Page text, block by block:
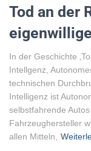
Tod an der
In der Geschichte
Intellgenz,
technischen
Intelligenz ist
selbstfahrende
Fahrzeughersteller
allen Mitteln,